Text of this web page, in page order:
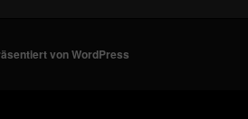
von WordPress